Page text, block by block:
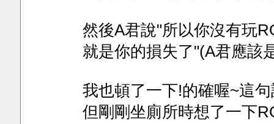
然後A君說"所以你沒有玩
就是你的損失了"(A君應該
我也頓了一下!的確喔~這
但剛剛坐廁所時想了一下